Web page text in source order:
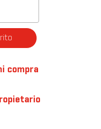
compra